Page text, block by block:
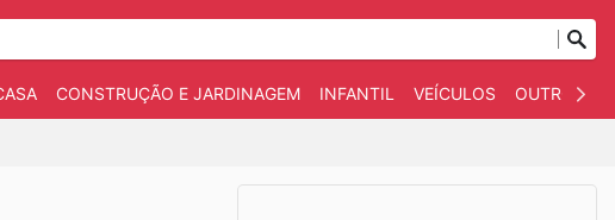
CONSTRUÇÃO E JARDINAGEM INFANTIL VEÍCULOS OUTROS